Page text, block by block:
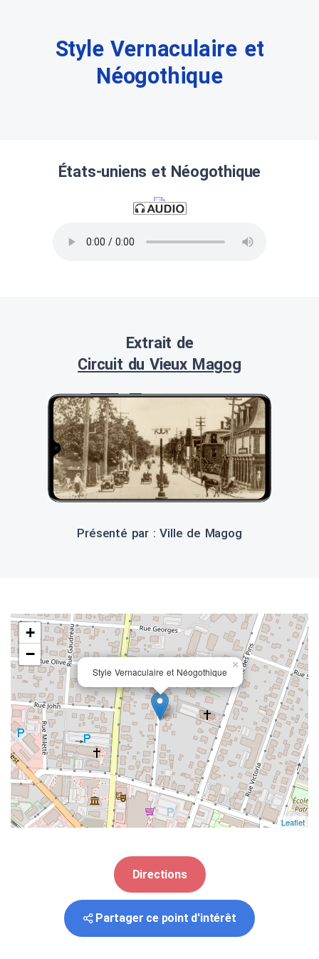
Style Vernaculaire et
Néogothique
États-uniens et Néogothique
Extrait de
Circuit du Vieux Magog
Présenté par : Ville de Magog
Style Vernaculaire et Néogothique
×
+
−
Leaflet
Directions
Partager ce point d'intérêt